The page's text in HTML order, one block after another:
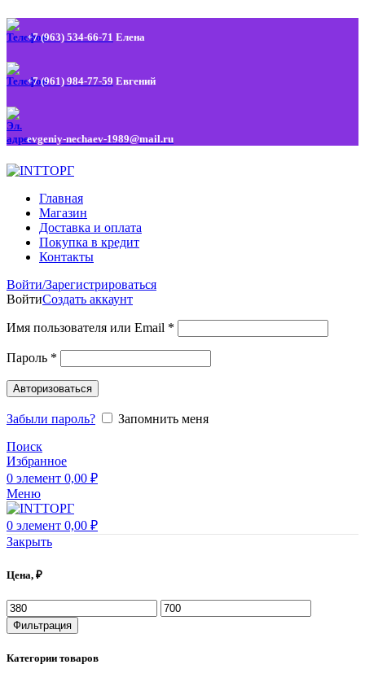
+7 (963) 534-66-71 Елена
+7 (961) 984-77-59 Евгений
evgeniy-nechaev-1989@mail.ru
Главная
Магазин
Доставка и оплата
Покупка в кредит
Контакты
Войти/Зарегистрироваться
ВойтиСоздать аккаунт
Имя пользователя или Email *
Пароль *
Авторизоваться
Забыли пароль?
Запомнить меня
Поиск
Избранное
0 элемент 0,00 ₽
Меню
0 элемент 0,00 ₽
Закрыть
Цена, ₽
Фильтрация
Категории товаров